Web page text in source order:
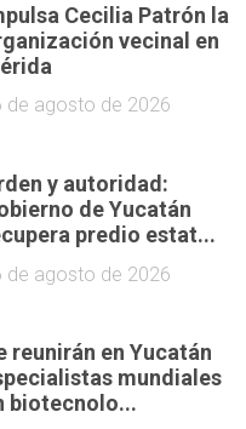
Cecilia Patrón la
vecinal en
de agosto de 2026
y autoridad:
de Yucatán
predio estat...
de agosto de 2026
reunirán en Yucatán
mundiales
biotecnolo...